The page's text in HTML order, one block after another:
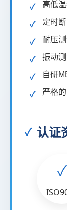
✓ 高低
✓ 定时
✓ 耐压
✓ 振动
✓ 自研
✓ 严格
认证
✓